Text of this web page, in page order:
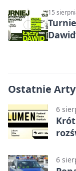
15
Ostatnie
6
6